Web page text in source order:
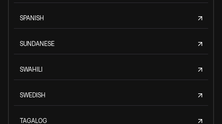
SPANISH
SUNDANESE
SWAHILI
SWEDISH
TAGALOG